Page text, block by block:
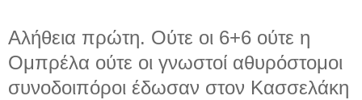
Αλήθεια πρώτη. Ούτε οι 6+6 ούτε η
Ομπρέλα ούτε οι γνωστοί αθυρόστομοι
συνοδοιπόροι έδωσαν στον Κασσελάκη